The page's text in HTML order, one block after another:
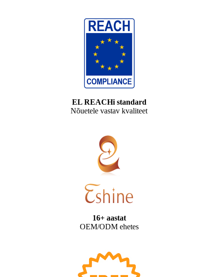
EL REACHi standard
Nõuetele vastav kvaliteet
16+ aastat
OEM/ODM ehetes